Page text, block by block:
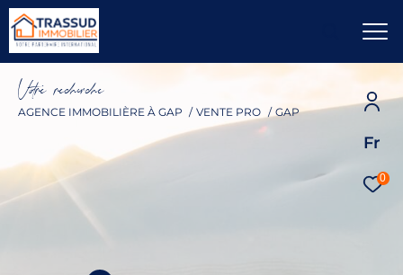
Fr
0
Vore recece
AGENCE IMMOBILIÈRE À GAP VENTE PRO GAP